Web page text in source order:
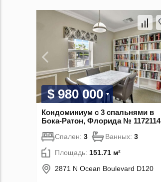
$ 980 000
Кондоминиум с 3 спальнями в
Бока-Ратон, Флорида № 1172114
Спален: 3 Ванных: 3
Площадь: 151.71 м²
2871 N Ocean Boulevard D120